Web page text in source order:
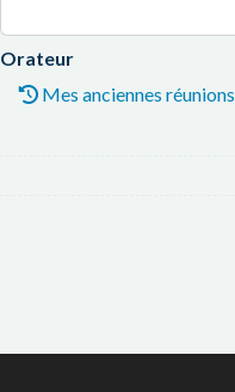
Orateur
Mes anciennes réunions